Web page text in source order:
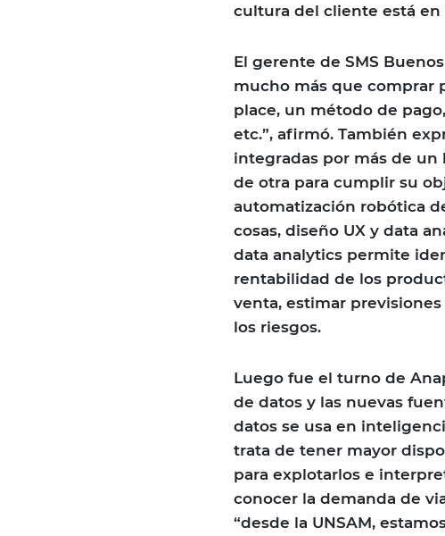
cultura del cliente está
El gerente de SMS
mucho más que comprar
place, un método de
etc.”, afirmó. También
integradas por más de un
de otra para cumplir su
automatización robótica
cosas, diseño UX y data
data analytics permite
rentabilidad de los
venta, estimar
los riesgos.
Luego fue el turno de
de datos y las nuevas
datos se usa en
trata de tener mayor
para explotarlos e
conocer la demanda de
“desde la UNSAM,